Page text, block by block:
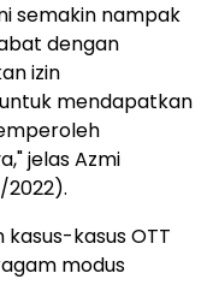
semakin nampak
dengan
izin
mendapatkan
jelas Azmi
2022).
kasus OTT
modus